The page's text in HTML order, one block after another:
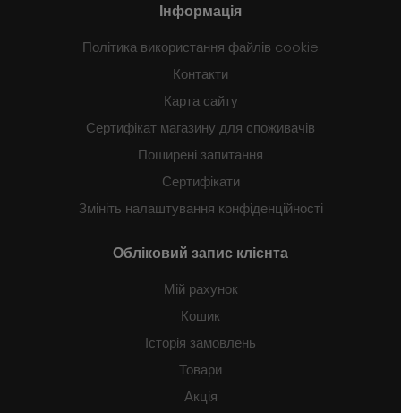
Інформація
Політика використання файлів cookie
Контакти
Карта сайту
Сертифікат магазину для споживачів
Поширені запитання
Сертифікати
Змініть налаштування конфіденційності
Обліковий запис клієнта
Мій рахунок
Кошик
Історія замовлень
Товари
Акція